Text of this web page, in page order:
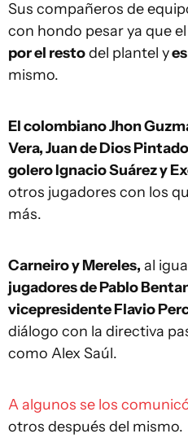
Sus compañeros de
con hondo pesar ya que
por el restodel plantel y
mismo.
El colombiano Jhon
Vera, Juan de Dios
golero Ignacio Suárez y
otros jugadores con los
más.
Carneiro y Mereles, al
jugadores de Pablo
vicepresidente Flavio
diálogo con la directiva
como Alex Saúl.
A algunos se los
otros después del mismo.